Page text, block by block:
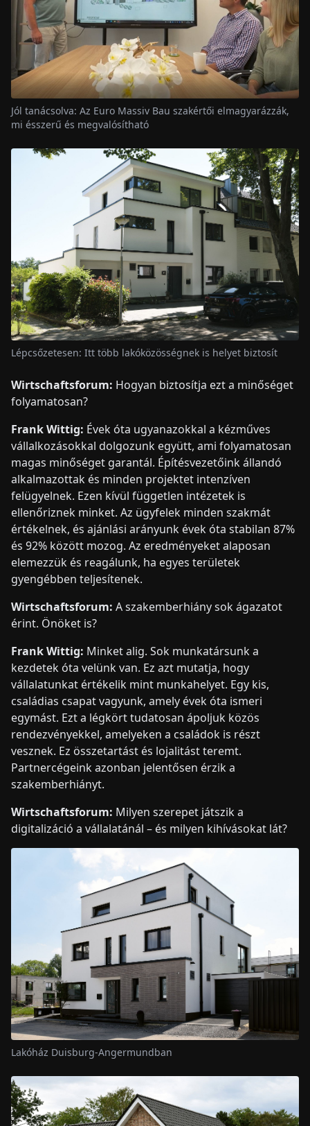
Jól tanácsolva: Az Euro Massiv Bau szakértői elmagyarázzák,
mi ésszerű és megvalósítható
Lépcsőzetesen: Itt több lakóközösségnek is helyet biztosít
Wirtschaftsforum: Hogyan biztosítja ezt a minőséget
folyamatosan?
Frank Wittig: Évek óta ugyanazokkal a kézműves
vállalkozásokkal dolgozunk együtt, ami folyamatosan
magas minőséget garantál. Építésvezetőink állandó
alkalmazottak és minden projektet intenzíven
felügyelnek. Ezen kívül független intézetek is
ellenőriznek minket. Az ügyfelek minden szakmát
értékelnek, és ajánlási arányunk évek óta stabilan 87%
és 92% között mozog. Az eredményeket alaposan
elemezzük és reagálunk, ha egyes területek
gyengébben teljesítenek.
Wirtschaftsforum: A szakemberhiány sok ágazatot
érint. Önöket is?
Frank Wittig: Minket alig. Sok munkatársunk a
kezdetek óta velünk van. Ez azt mutatja, hogy
vállalatunkat értékelik mint munkahelyet. Egy kis,
családias csapat vagyunk, amely évek óta ismeri
egymást. Ezt a légkört tudatosan ápoljuk közös
rendezvényekkel, amelyeken a családok is részt
vesznek. Ez összetartást és lojalitást teremt.
Partnercégeink azonban jelentősen érzik a
szakemberhiányt.
Wirtschaftsforum: Milyen szerepet játszik a
digitalizáció a vállalatánál – és milyen kihívásokat lát?
Lakóház Duisburg-Angermundban